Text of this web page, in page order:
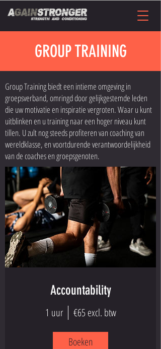
GROUP TRAINING
Group Training biedt een intieme omgeving in
groepsverband, omringd door gelijkgestemde leden
die uw motivatie en inspiratie vergroten. Waar u kunt
uitblinken en u training naar een hoger niveau kunt
tillen. U zult nog steeds profiteren van coaching van
wereldklasse, en voortdurende verantwoordelijkheid
van de coaches en groepsgenoten.
Accountability
1 uur €65 excl. btw
Boeken